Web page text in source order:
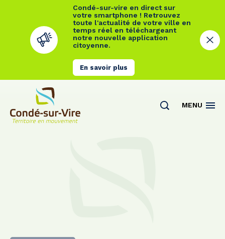
Condé-sur-vire en direct sur
votre smartphone ! Retrouvez
toute l'actualité de votre ville en
temps réel en téléchargeant
notre nouvelle application
citoyenne.
En savoir plus
MENU
Cookies management panel